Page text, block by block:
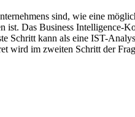
sind, wie eine
Das Business Intelligence-
Schritt kann als eine IST-
wird im zweiten Schritt der